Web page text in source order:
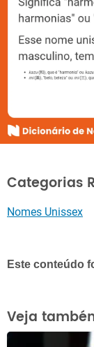
Categorias
Nomes Unissex
Este conteúdo
Este
Este
Veja